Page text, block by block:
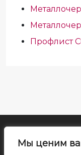
Мы ценим
Профлист
Все права на материалы
или распространение